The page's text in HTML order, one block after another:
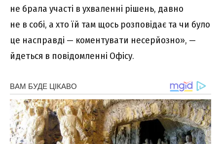
не брала участі в ухваленні рішень, давно
не в собі, а хто їй там щось розповідає та чи було
це насправді — коментувати несерйозно», —
йдеться в повідомленні Офісу.